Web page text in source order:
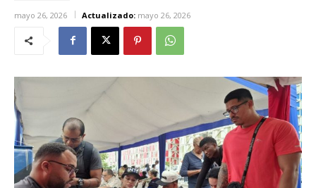
mayo 26, 2026 Actualizado: mayo 26, 2026